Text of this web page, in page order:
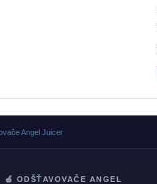
Angel Juicer
🍏 ODŠŤAVOVAČE ANGEL